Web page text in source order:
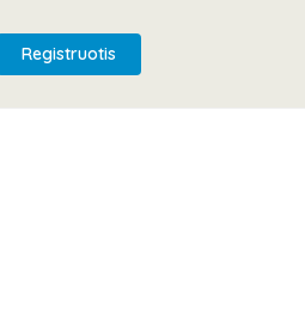
Registruotis